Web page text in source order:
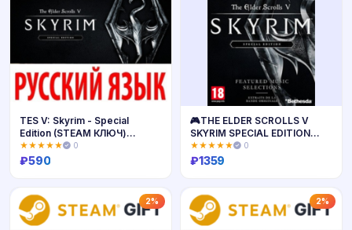
TES V: Skyrim - Special
Edition (STEAM КЛЮЧ)
РУССКИЙ ЯЗЫК
★★★★★ 0
₽590
🎮THE ELDER SCROLLS V
SKYRIM SPECIAL EDITION
XBOX🔑КЛЮЧ
★★★★★ 0
₽1359
2% 2%